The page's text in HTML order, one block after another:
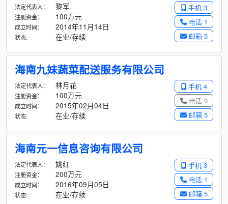
手机 3
电话 1
邮箱 5
法定代表人： 黎军
注册资金： 100万元
成立时间： 2014年11月14日
状态: 在业/存续
海南九妹蔬菜配送服务有限公司
手机 4
电话 0
邮箱 5
法定代表人： 林月花
注册资金： 100万元
成立时间： 2015年02月04日
状态: 在业/存续
海南元一信息咨询有限公司
手机 3
电话 1
邮箱 5
法定代表人： 姚红
注册资金： 200万元
成立时间： 2016年09月05日
状态: 在业/存续